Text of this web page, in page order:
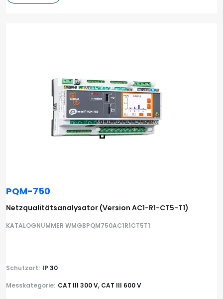
PQM-750
Netzqualitätsanalysator (Version AC1-R1-CT5-T1)
KATALOGNUMMER WMGBPQM750AC1R1CT5T1
Schutzart: IP 30
Messkategorie: CAT III 300 V, CAT III 600 V